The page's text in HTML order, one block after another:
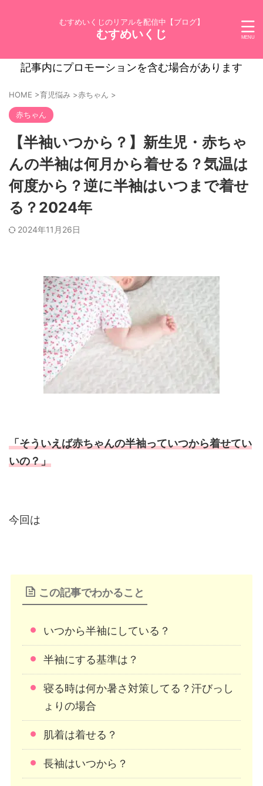
むすめいくじのリアルを配信中【ブログ】
むすめいくじ
記事内にプロモーションを含む場合があります
HOME >育児悩み >赤ちゃん >
赤ちゃん
【半袖いつから？】新生児・赤ちゃ
んの半袖は何月から着せる？気温は
何度から？逆に半袖はいつまで着せ
る？2024年
2024年11月26日
「そういえば赤ちゃんの半袖っていつから着せてい
いの？」
今回は
この記事でわかること
いつから半袖にしている？
半袖にする基準は？
寝る時は何か暑さ対策してる？汗びっし
ょりの場合
肌着は着せる？
長袖はいつから？